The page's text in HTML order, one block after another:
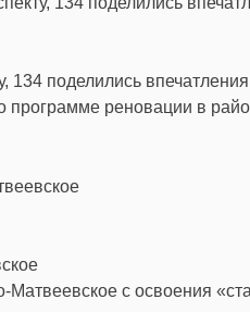
134 поделились
реновации в
Матвеевское с освоения